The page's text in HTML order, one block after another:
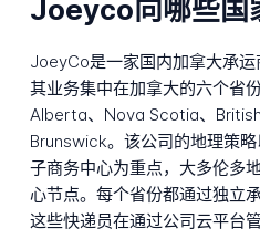
Joeyco向哪些国
JoeyCo是一家国内加拿大承运
其业务集中在加拿大的六个省
Alberta、Nova Scotia、
Brunswick。该公司的地理策
子商务中心为重点，大多伦多
心节点。每个省份都通过独立
这些快递员在通过公司云平台